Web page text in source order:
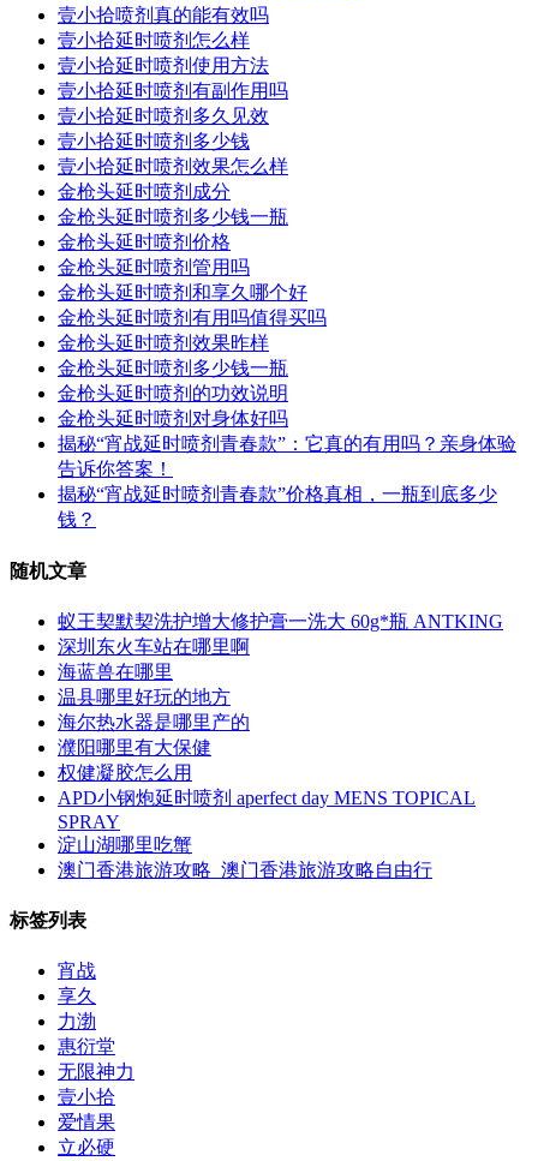
壹小拾喷剂真的能有效吗
壹小拾延时喷剂怎么样
壹小拾延时喷剂使用方法
壹小拾延时喷剂有副作用吗
壹小拾延时喷剂多久见效
壹小拾延时喷剂多少钱
壹小拾延时喷剂效果怎么样
金枪头延时喷剂成分
金枪头延时喷剂多少钱一瓶
金枪头延时喷剂价格
金枪头延时喷剂管用吗
金枪头延时喷剂和享久哪个好
金枪头延时喷剂有用吗值得买吗
金枪头延时喷剂效果昨样
金枪头延时喷剂多少钱一瓶
金枪头延时喷剂的功效说明
金枪头延时喷剂对身体好吗
揭秘“宵战延时喷剂青春款”：它真的有用吗？亲身体验
告诉你答案！
揭秘“宵战延时喷剂青春款”价格真相，一瓶到底多少
钱？
随机文章
蚁王契默契洗护增大修护膏一洗大 60g*瓶 ANTKING
深圳东火车站在哪里啊
海蓝兽在哪里
温县哪里好玩的地方
海尔热水器是哪里产的
濮阳哪里有大保健
权健凝胶怎么用
APD小钢炮延时喷剂 aperfect day MENS TOPICAL
SPRAY
淀山湖哪里吃蟹
澳门香港旅游攻略_澳门香港旅游攻略自由行
标签列表
宵战
享久
力渤
惠衍堂
无限神力
壹小拾
爱情果
立必硬